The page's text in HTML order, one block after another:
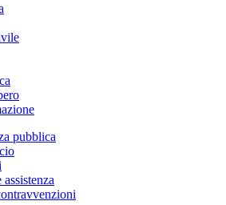
pubblica
assistenza